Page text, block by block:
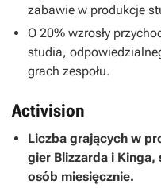
zabawie w produkcje
O 20% wzrosły
studia,
grach zespołu.
Activision
Liczba grających w
gier Blizzarda i Kinga,
osób miesięcznie.